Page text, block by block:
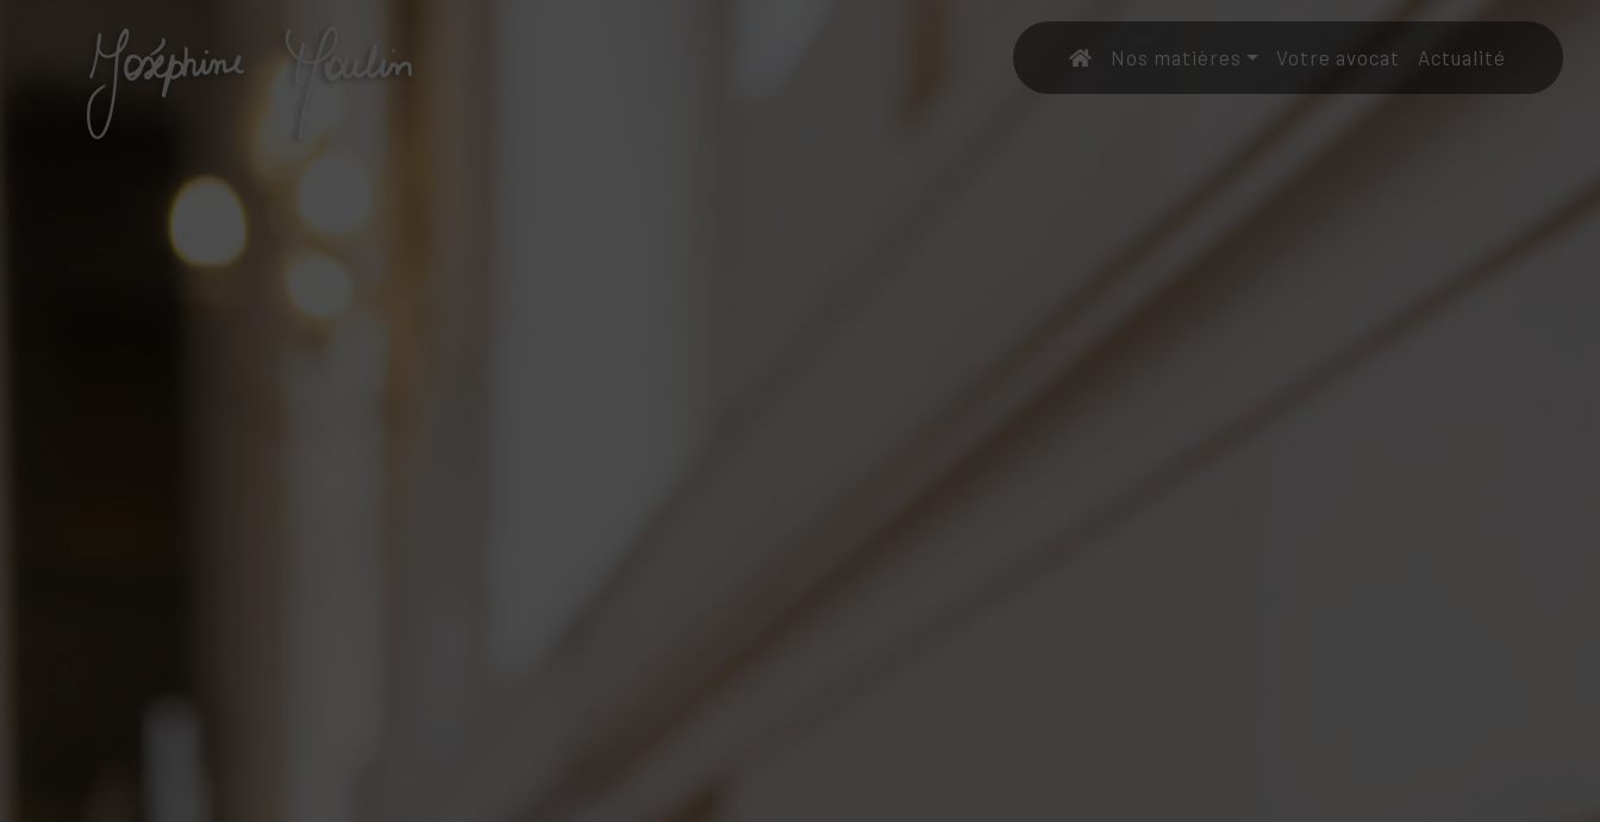
Nos matières Votre avocat Actualité